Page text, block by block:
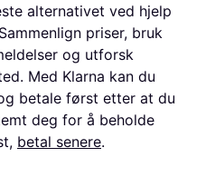
alternativet ved hjelp
priser, bruk
og utforsk
Med Klarna kan du
betale først etter at du
deg for å beholde
betal senere.